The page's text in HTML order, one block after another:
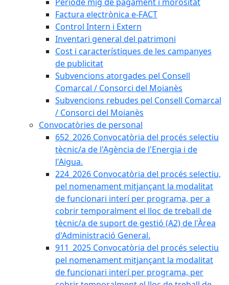
Factura electrònica e-FACT
Control Intern i Extern
Inventari general del patrimoni
Cost i característiques de les campanyes
de publicitat
Subvencions atorgades pel Consell
Comarcal / Consorci del Moianès
Subvencions rebudes pel Consell Comarcal
/ Consorci del Moianès
Convocatòries de personal
652_2026 Convocatòria del procés selectiu
tècnic/a de l'Agència de l'Energia i de
l'Aigua.
224_2026 Convocatòria del procés selectiu,
pel nomenament mitjançant la modalitat
de funcionari interí per programa, per a
cobrir temporalment el lloc de treball de
tècnic/a de suport de gestió (A2) de l'Àrea
d'Administració General.
911_2025 Convocatòria del procés selectiu
pel nomenament mitjançant la modalitat
de funcionari interí per programa, per